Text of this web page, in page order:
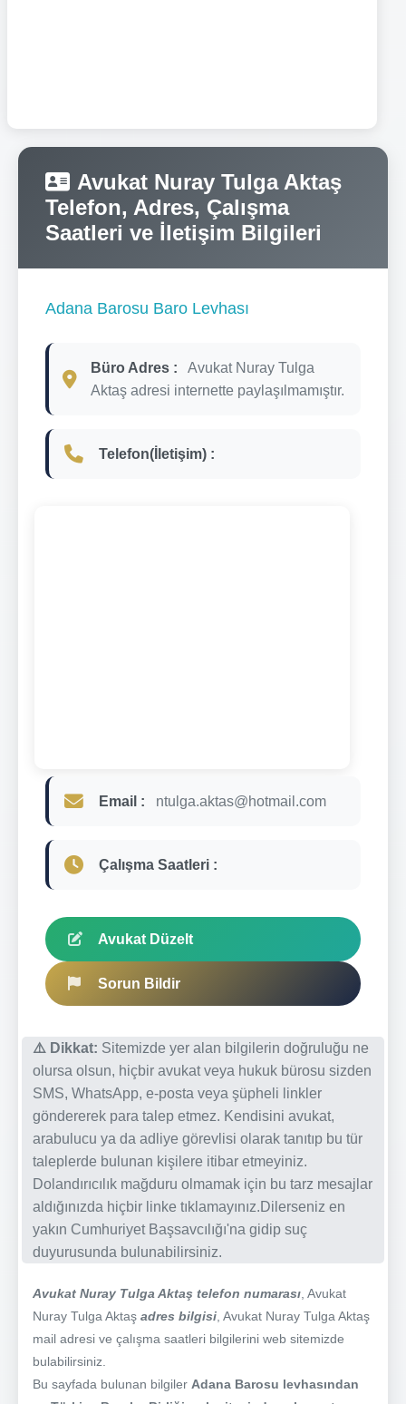
Avukat Nuray Tulga Aktaş
Telefon, Adres, Çalışma
Saatleri ve İletişim Bilgileri
Adana Barosu Baro Levhası
Büro Adres :
Avukat Nuray Tulga
Aktaş adresi internette paylaşılmamıştır.
Telefon(İletişim) :
Email : ntulga.aktas@hotmail.com
Çalışma Saatleri :
Avukat Düzelt
Sorun Bildir
⚠️ Dikkat: Sitemizde yer alan bilgilerin doğruluğu ne
olursa olsun, hiçbir avukat veya hukuk bürosu sizden
SMS, WhatsApp, e-posta veya şüpheli linkler
göndererek para talep etmez. Kendisini avukat,
arabulucu ya da adliye görevlisi olarak tanıtıp bu tür
taleplerde bulunan kişilere itibar etmeyiniz.
Dolandırıcılık mağduru olmamak için bu tarz mesajlar
aldığınızda hiçbir linke tıklamayınız.Dilerseniz en
yakın Cumhuriyet Başsavcılığı'na gidip suç
duyurusunda bulunabilirsiniz.
Avukat Nuray Tulga Aktaş telefon numarası , Avukat
Nuray Tulga Aktaş adres bilgisi , Avukat Nuray Tulga Aktaş
mail adresi ve çalışma saatleri bilgilerini web sitemizde
bulabilirsiniz.
Bu sayfada bulunan bilgiler Adana Barosu levhasından